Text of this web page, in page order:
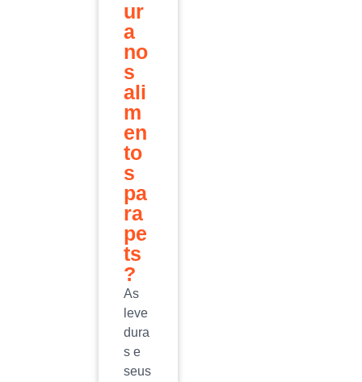
ur
a
no
s
ali
m
en
to
s
pa
ra
pe
ts
?
As
leve
dura
s e
seus